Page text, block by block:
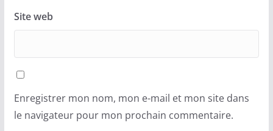
Site web
Enregistrer mon nom, mon e-mail et mon site dans
le navigateur pour mon prochain commentaire.